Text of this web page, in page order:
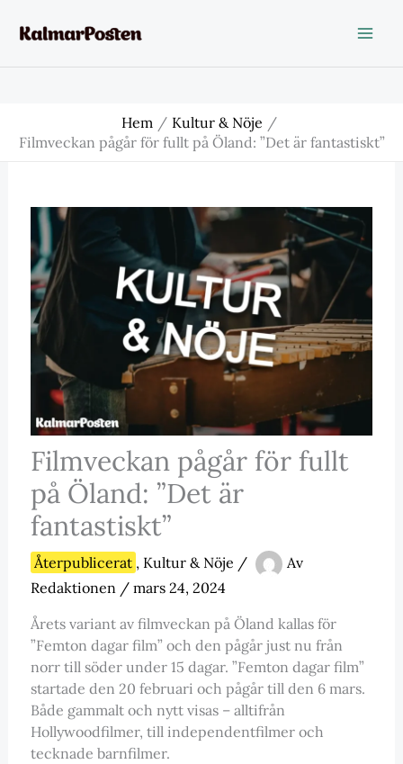
Hem
Kultur & Nöje
Filmveckan pågår för fullt på Öland: ”Det är fantastiskt”
Filmveckan pågår för fullt
på Öland: ”Det är
fantastiskt”
Återpublicerat , Kultur & Nöje /
Av
Redaktionen / mars 24, 2024
Årets variant av filmveckan på Öland kallas för
”Femton dagar film” och den pågår just nu från
norr till söder under 15 dagar. ”Femton dagar film”
startade den 20 februari och pågår till den 6 mars.
Både gammalt och nytt visas – alltifrån
Hollywoodfilmer, till independentfilmer och
tecknade barnfilmer.